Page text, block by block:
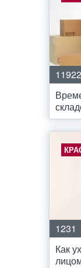
11922
1231
Как